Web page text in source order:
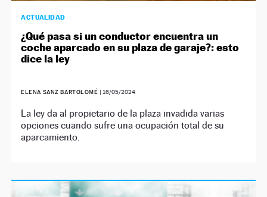
ACTUALIDAD
¿Qué pasa si un conductor encuentra un
coche aparcado en su plaza de garaje?: esto
dice la ley
ELENA SANZ BARTOLOMÉ | 16/05/2024
La ley da al propietario de la plaza invadida varias
opciones cuando sufre una ocupación total de su
aparcamiento.